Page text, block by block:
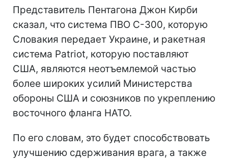
Представитель Пентагона Джон Кирби
сказал, что система ПВО С-300, которую
Словакия передает Украине, и ракетная
система Patriot, которую поставляют
США, являются неотъемлемой частью
более широких усилий Министерства
обороны США и союзников по укреплению
восточного фланга НАТО.
По его словам, это будет способствовать
улучшению сдерживания врага, а также